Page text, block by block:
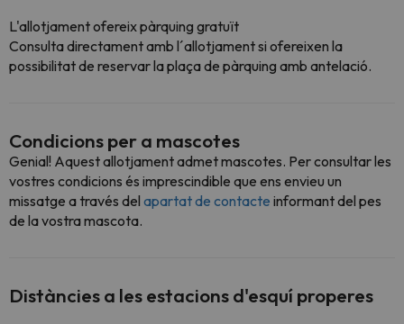
L'allotjament ofereix pàrquing gratuït
Consulta directament amb l´allotjament si ofereixen la
possibilitat de reservar la plaça de pàrquing amb antelació.
Condicions per a mascotes
Genial! Aquest allotjament admet mascotes. Per consultar les
vostres condicions és imprescindible que ens envieu un
missatge a través del apartat de contacte informant del pes
de la vostra mascota.
Distàncies a les estacions d'esquí properes